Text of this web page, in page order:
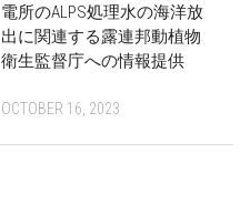
電所のALPS処理水の海洋放
出に関連する露連邦動植物
衛生監督庁への情報提供
OCTOBER 16, 2023